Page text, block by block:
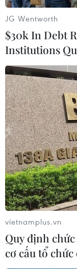
TIN LIÊN
Bốn tỉnh sẽ
hết ngày 21/2
15/02/2021 10:26
Trẻ mầm non,
JG Wentworth
$30k In Debt
Institutions
vietnamplus.vn
Quy định
cơ cấu tổ chức